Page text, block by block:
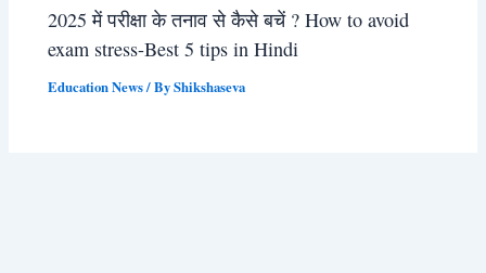
2025 में परीक्षा के तनाव से कैसे बचें ? How to avoid
exam stress-Best 5 tips in Hindi
Education News/ ByShikshaseva